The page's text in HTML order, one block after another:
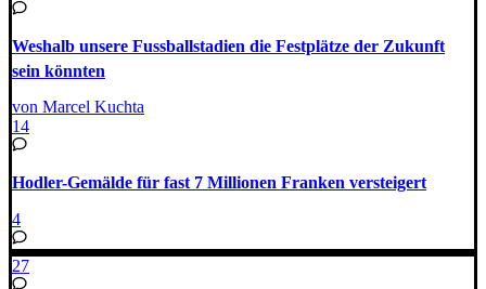
Weshalb unsere Fussballstadien die Festplätze der Zukunft
sein könnten
von Marcel Kuchta
14
Hodler-Gemälde für fast 7 Millionen Franken versteigert
4
27